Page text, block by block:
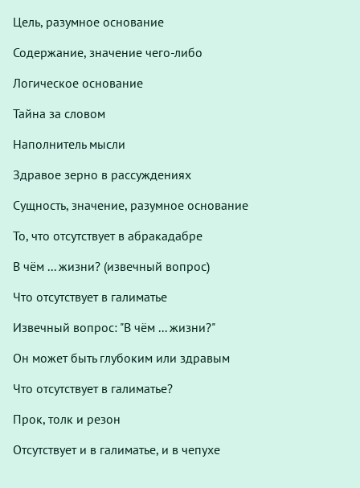
Цель, разумное основание
Содержание, значение чего-либо
Логическое основание
Тайна за словом
Наполнитель мысли
Здравое зерно в рассуждениях
Сущность, значение, разумное основание
То, что отсутствует в абракадабре
В чём ... жизни? (извечный вопрос)
Что отсутствует в галиматье
Извечный вопрос: "В чём ... жизни?"
Он может быть глубоким или здравым
Что отсутствует в галиматье?
Прок, толк и резон
Отсутствует и в галиматье, и в чепухе